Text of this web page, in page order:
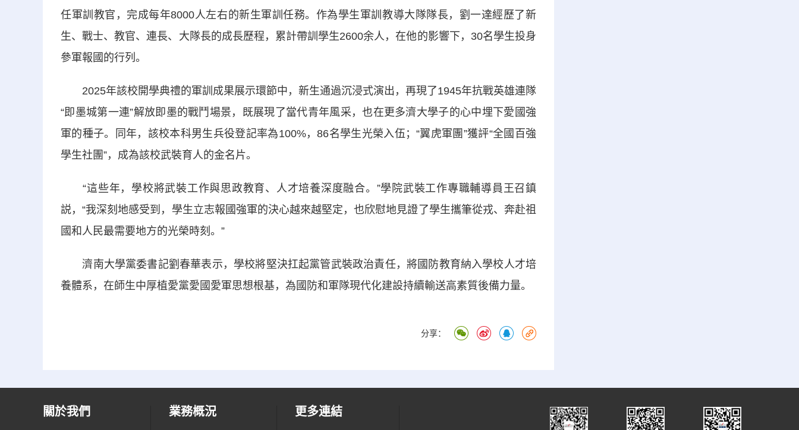
任軍訓教官，完成每年8000人左右的新生軍訓任務。作為學生軍訓教導大隊隊長，劉一達經歷了新
生、戰士、教官、連長、大隊長的成長歷程，累計帶訓學生2600余人，在他的影響下，30名學生投身
參軍報國的行列。
2025年該校開學典禮的軍訓成果展示環節中，新生通過沉浸式演出，再現了1945年抗戰英雄連隊
“即墨城第一連”解放即墨的戰鬥場景，既展現了當代青年風采，也在更多濟大學子的心中埋下愛國強
軍的種子。同年，該校本科男生兵役登記率為100%，86名學生光榮入伍；“翼虎軍團”獲評“全國百強
學生社團”，成為該校武裝育人的金名片。
“這些年，學校將武裝工作與思政教育、人才培養深度融合。”學院武裝工作專職輔導員王召鎮
説，“我深刻地感受到，學生立志報國強軍的決心越來越堅定，也欣慰地見證了學生攜筆從戎、奔赴祖
國和人民最需要地方的光榮時刻。”
濟南大學黨委書記劉春華表示，學校將堅決扛起黨管武裝政治責任，將國防教育納入學校人才培
養體系，在師生中厚植愛黨愛國愛軍思想根基，為國防和軍隊現代化建設持續輸送高素質後備力量。
分享：
關於我們 業務概況 更多連結